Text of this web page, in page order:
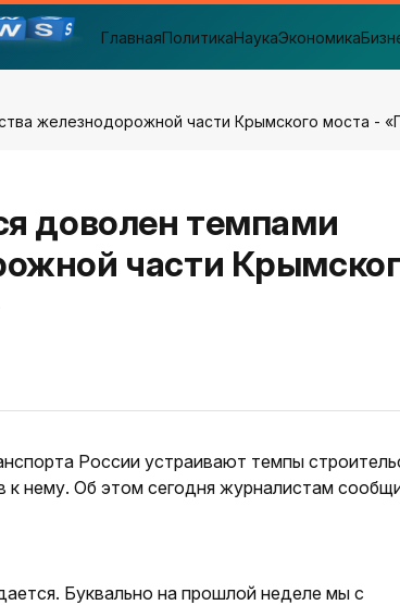
ГлавнаяПолитикаНаукаЭкономика
железнодорожной части Крымского моста -
доволен темпами
части
нему. Об этом сегодня журналистам
Буквально на прошлой неделе мы с